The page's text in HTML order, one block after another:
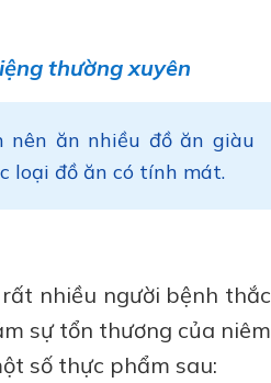
thường xuyên
nên ăn nhiều đồ ăn giàu
loại đồ ăn có tính mát.
nhiều người bệnh thắc
sự tổn thương của niêm
số thực phẩm sau: